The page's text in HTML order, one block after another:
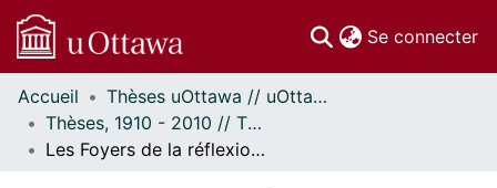
Se connecter
Communautés
et collections
Parcourir
Accueil
Thèses uOttawa // uOttawa Theses
Thèses, 1910 - 2010 // Theses, 1910 - 2010
Les Foyers de la réflexion: Une introduction à l'étude de la méthode nabertienne